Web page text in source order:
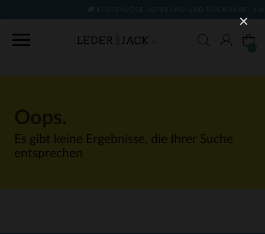
KOSTENLOSE LIEFERUNG UND RÜCKGABE(siehe
Es gibt keine Ergebnisse, die Ihrer Suche
entsprechen